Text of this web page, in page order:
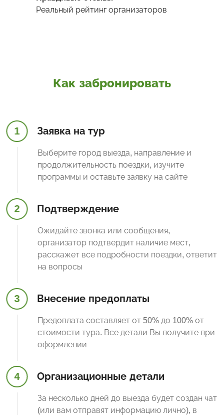
Реальный рейтинг организаторов
Как забронировать
1 Заявка на тур
Выберите город выезда, направление и
продолжительность поездки, изучите
программы и оставьте заявку на сайте
2 Подтверждение
Ожидайте звонка или сообщения,
организатор подтвердит наличие мест,
расскажет все подробности поездки, ответит
на вопросы
3 Внесение предоплаты
Предоплата составляет от 50% до 100% от
стоимости тура. Все детали Вы получите при
оформлении
4 Организационные детали
За несколько дней до выезда будет создан чат
(или вам отправят информацию лично), в